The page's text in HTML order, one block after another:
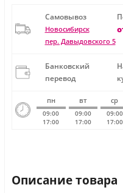
Самовывоз
Новосибирск
пер. Давыдовского 5
Банковский
перевод
пн вт ср
09:00
17:00
09:00
17:00
09:00
17:00
Описание товара